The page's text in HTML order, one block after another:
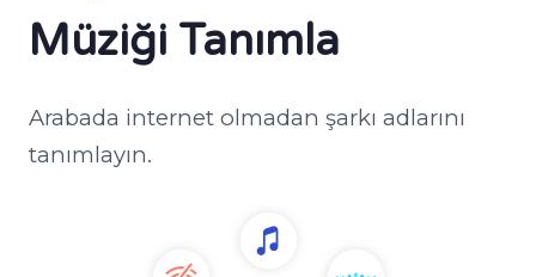
Müziği Tanımla
Arabada internet olmadan şarkı adlarını
tanımlayın.